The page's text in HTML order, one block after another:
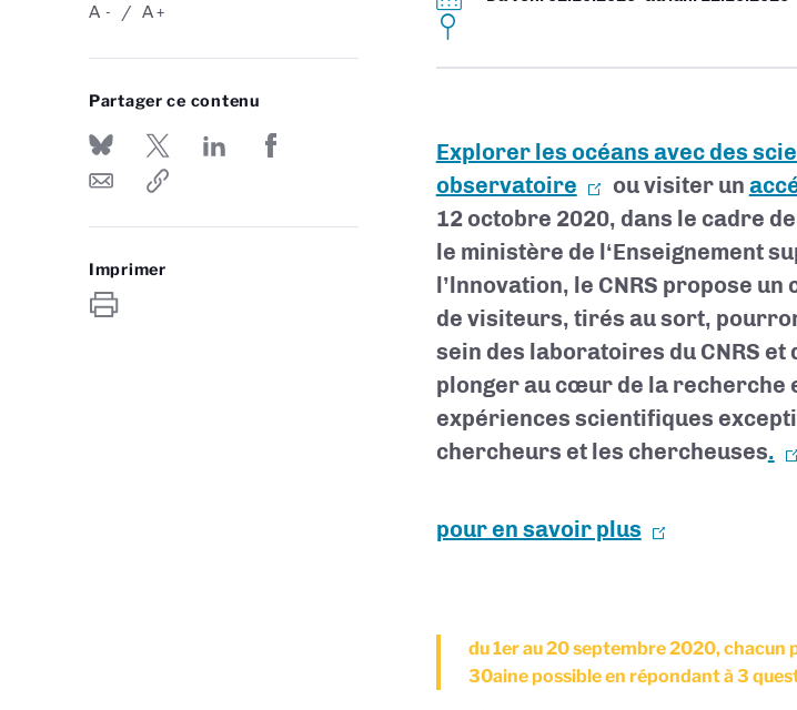
-
A +
A
Partager ce contenu
Imprimer
Explorer les océans avec des
observatoire
ou visiter un
12 octobre 2020, dans le cadre
le ministère de l‘Enseignement
l’lnnovation, le CNRS propose
de visiteurs, tirés au sort,
sein des laboratoires du CNRS
plonger au cœur de la recherche
expériences scientifiques
chercheurs et les chercheuses.
pour en savoir plus
du 1er au 20 septembre 2020, chacun
30aine possible en répondant à 3